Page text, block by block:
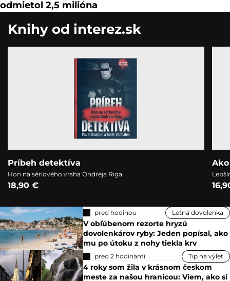
odmietol 2,5 milióna
Knihy od interez.sk
Príbeh detektíva
Hon na sériového vraha Ondreja Riga
18,90 €
pred hodinou Letná dovolenka
V obľúbenom rezorte hryzú
dovolenkárov ryby: Jeden popísal, ako
mu po útoku z nohy tiekla krv
pred 2 hodinami Tip na výlet
4 roky som žila v krásnom českom
meste za našou hranicou: Viem, ako si